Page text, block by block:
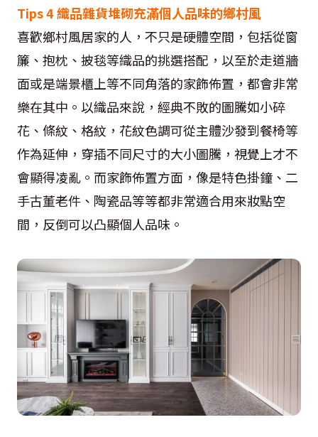
Tips 4 織品雜貨堆砌充滿個人品味的鄉村風
喜歡鄉村風居家的人，不只是硬體空間，包括從窗
簾、抱枕、披毯等織品的挑選搭配，以至於走道牆
面或是端景櫃上等不同角落的家飾佈置，都會非常
樂在其中。以織品來說，經典不敗的圖騰如小碎
花、條紋、格紋，花紋色調可從主體沙發到餐椅等
作為延伸，穿插不同尺寸的大小圖騰，視覺上才不
會顯得凌亂。而家飾佈置方面，像是特色掛鐘、二
手古董老件、陶瓷品等等都非常適合用來妝點空
間，反倒可以凸顯個人品味。